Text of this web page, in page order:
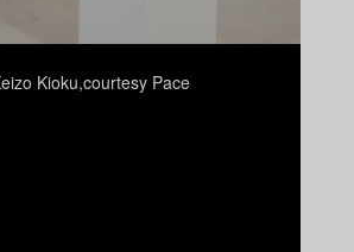
Kioku,courtesy Pace